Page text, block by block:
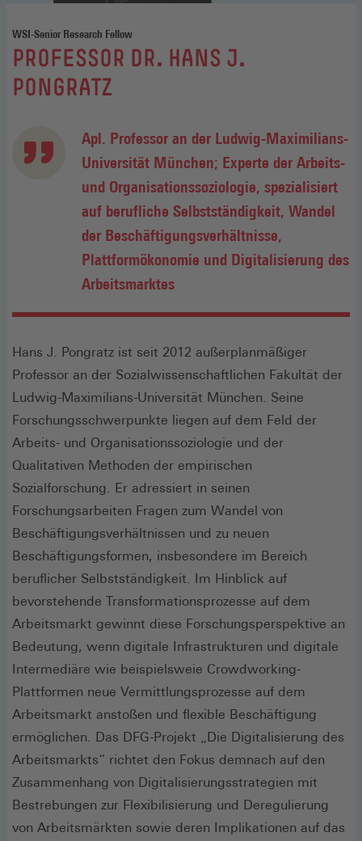
WSI-Senior Research Fellow
:
PROFESSOR DR. HANS J.
PONGRATZ
Apl. Professor an der Ludwig-Maximilians-
Universität München; Experte der Arbeits-
und Organisationssoziologie, spezialisiert
auf berufliche Selbstständigkeit, Wandel
der Beschäftigungsverhältnisse,
Plattformökonomie und Digitalisierung des
Arbeitsmarktes
Hans J. Pongratz ist seit 2012 außerplanmäßiger
Professor an der Sozialwissenschaftlichen Fakultät der
Ludwig-Maximilians-Universität München. Seine
Forschungsschwerpunkte liegen auf dem Feld der
Arbeits- und Organisationssoziologie und der
Qualitativen Methoden der empirischen
Sozialforschung. Er adressiert in seinen
Forschungsarbeiten Fragen zum Wandel von
Beschäftigungsverhältnissen und zu neuen
Beschäftigungsformen, insbesondere im Bereich
beruflicher Selbstständigkeit. Im Hinblick auf
bevorstehende Transformationsprozesse auf dem
Arbeitsmarkt gewinnt diese Forschungsperspektive an
Bedeutung, wenn digitale Infrastrukturen und digitale
Intermediäre wie beispielsweie Crowdworking-
Plattformen neue Vermittlungsprozesse auf dem
Arbeitsmarkt anstoßen und flexible Beschäftigung
ermöglichen. Das DFG-Projekt „Die Digitalisierung des
Arbeitsmarkts“ richtet den Fokus demnach auf den
Zusammenhang von Digitalisierungsstrategien mit
Bestrebungen zur Flexibilisierung und Deregulierung
von Arbeitsmärkten sowie deren Implikationen auf das